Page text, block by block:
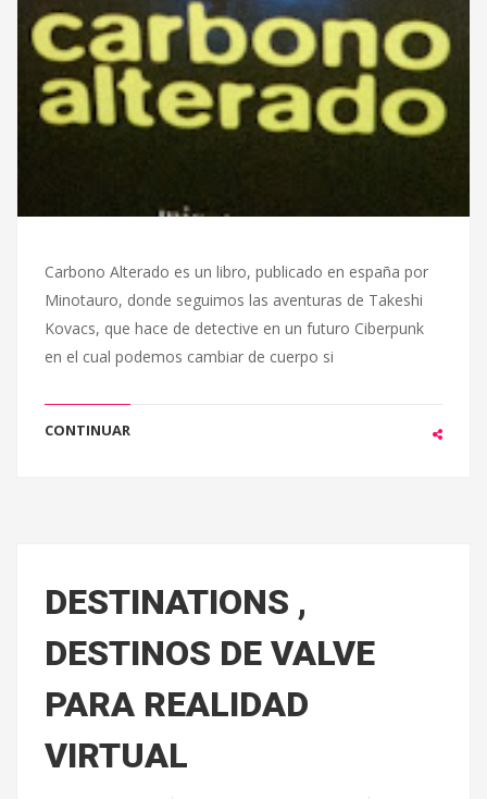
Carbono Alterado es un libro, publicado en españa por
Minotauro, donde seguimos las aventuras de Takeshi
Kovacs, que hace de detective en un futuro Ciberpunk
en el cual podemos cambiar de cuerpo si
CONTINUAR
DESTINATIONS ,
DESTINOS DE VALVE
PARA REALIDAD
VIRTUAL